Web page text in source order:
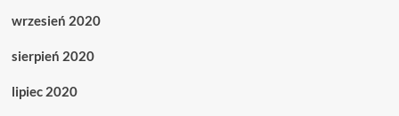
wrzesień 2020
sierpień 2020
lipiec 2020